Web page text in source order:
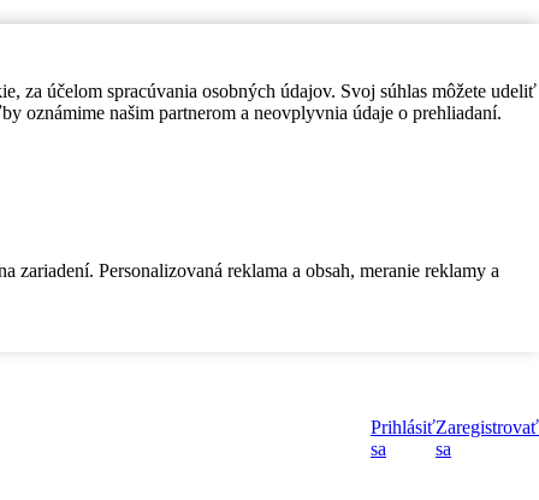
za účelom spracúvania osobných údajov. Svoj súhlas môžete udeliť
oznámime našim partnerom a neovplyvnia údaje o prehliadaní.
Personalizovaná reklama a obsah, meranie reklamy a
Prihlásiť
sa
Zaregistrovať
sa